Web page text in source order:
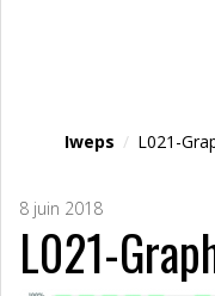
Iweps / L021-
8 juin 2018
L021-